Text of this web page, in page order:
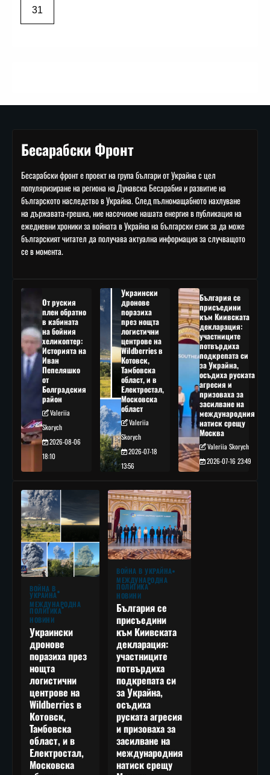
31
Бесарабски Фронт
Бесарабски фронт е проект на група българи от Украйна с цел
популяризиране на региона на Дунавска Бесарабия и развитие на
българското наследство в Украйна. След пълномащабното нахлуване
на държавата-грешка, ние насочихме нашата енергия в публикация на
ежедневни хроники за войната в Украйна на български език за да може
българският читател да получава актуална информация за случващото
се в момента.
От руския
плен обратно
в кабината
на бойния
хеликоптер:
Историята на
Иван
Пепеляшко
от
Болградския
район
Valeriia
Skorych
2026-08-06
18:10
Украински
дронове
поразиха
през нощта
логистични
центрове на
Wildberries в
Котовск,
Тамбовска
област, и в
Електростал,
Московска
област
Valeriia
Skorych
2026-07-18
13:56
България се
присъедини
към Киивската
декларация:
участниците
потвърдиха
подкрепата си
за Украйна,
осъдиха руската
агресия и
призоваха за
засилване на
международния
натиск срещу
Москва
Valeriia Skorych
2026-07-16 23:49
ВОЙНА В
УКРАЙНА
МЕЖДУНАРОДНА
ПОЛИТИКА
НОВИНИ
Украински
дронове
поразиха през
нощта
логистични
центрове на
Wildberries в
Котовск,
Тамбовска
област, и в
Електростал,
Московска
ВОЙНА В УКРАЙНА
МЕЖДУНАРОДНА
ПОЛИТИКА
НОВИНИ
България се
присъедини
към Киивската
декларация:
участниците
потвърдиха
подкрепата си
за Украйна,
осъдиха
руската агресия
и призоваха за
засилване на
международния
натиск срещу